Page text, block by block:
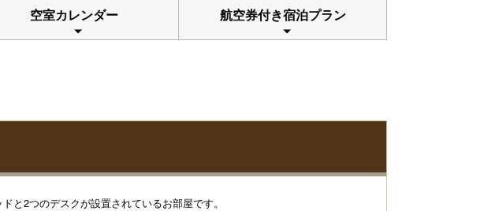
空室カレンダー 航空券付き宿泊プラン
と2つのデスクが設置されているお部屋です。